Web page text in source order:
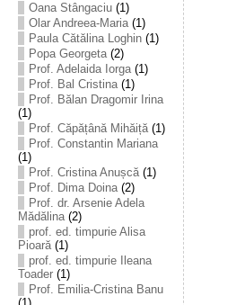
Oana Stângaciu(1)
Olar Andreea-Maria(1)
Paula Cătălina Loghin(1)
Popa Georgeta(2)
Prof. Adelaida Iorga(1)
Prof. Bal Cristina(1)
Prof. Bălan Dragomir Irina
(1)
Prof. Căpățână Mihăiță(1)
Prof. Constantin Mariana
(1)
Prof. Cristina Anușcă(1)
Prof. Dima Doina(2)
Prof. dr. Arsenie Adela
Mădălina(2)
prof. ed. timpurie Alisa
Pioară(1)
prof. ed. timpurie Ileana
Toader(1)
Prof. Emilia-Cristina Banu